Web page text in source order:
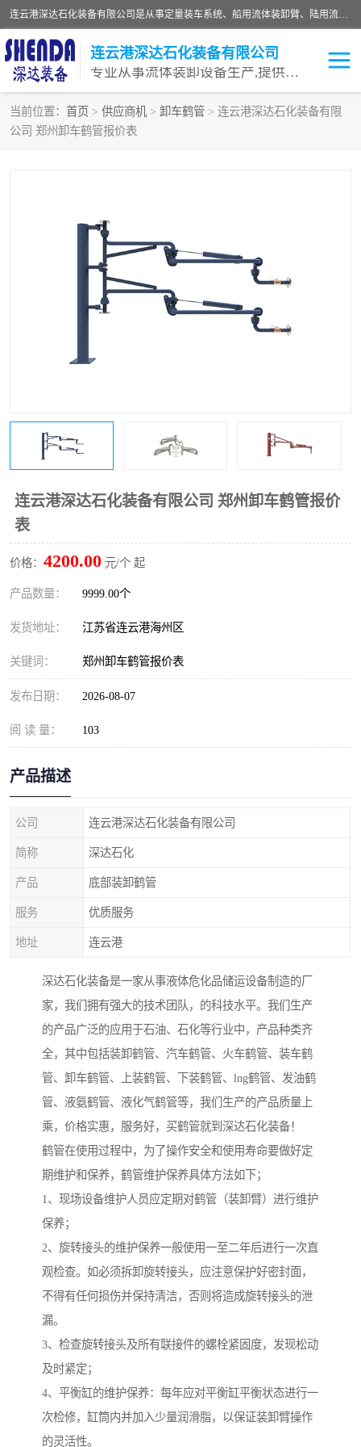
连云港深达石化装备有限公司是从事定量装车系统、船用流体装卸臂、陆用流体装卸臂（鹤管）、活动梯、钢构平台等全系列流体装卸设备的设计、制造、销售以及服务的专业供应商。公司始终以客户为中心，密切跟踪国内外油气储运及装卸设备先进技术的发展，以先进的技术、优质的产品、一流的服务，满足客户需求。
连云港深达石化装备有限公司
专业从事流体装卸设备生产,提供全面解决方案，生产与定制服务
当前位置： 首页 > 供应商机 > 卸车鹤管 > 连云港深达石化装备有限
公司 郑州卸车鹤管报价表
连云港深达石化装备有限公司 郑州卸车鹤管报价
表
价格： 4200.00 元/个 起
产品数量： 9999.00个
发货地址： 江苏省连云港海州区
关键词： 郑州卸车鹤管报价表
发布日期： 2026-08-07
阅 读 量： 103
产品描述
公司 连云港深达石化装备有限公司
简称 深达石化
产品 底部装卸鹤管
服务 优质服务
地址 连云港
深达石化装备是一家从事液体危化品储运设备制造的厂
家，我们拥有强大的技术团队，的科技水平。我们生产
的产品广泛的应用于石油、石化等行业中，产品种类齐
全，其中包括装卸鹤管、汽车鹤管、火车鹤管、装车鹤
管、卸车鹤管、上装鹤管、下装鹤管、lng鹤管、发油鹤
管、液氨鹤管、液化气鹤管等，我们生产的产品质量上
乘，价格实惠，服务好，买鹤管就到深达石化装备！
鹤管在使用过程中，为了操作安全和使用寿命要做好定
期维护和保养，鹤管维护保养具体方法如下；
1、现场设备维护人员应定期对鹤管（装卸臂）进行维护
保养；
2、旋转接头的维护保养一般使用一至二年后进行一次直
观检查。如必须拆卸旋转接头，应注意保护好密封面，
不得有任何损伤并保持清洁，否则将造成旋转接头的泄
漏。
3、检查旋转接头及所有联接件的螺栓紧固度，发现松动
及时紧定；
4、平衡缸的维护保养：每年应对平衡缸平衡状态进行一
次检修，缸筒内并加入少量润滑脂，以保证装卸臂操作
的灵活性。
鹤管
液氨装鹤管
输油臂
汽车鹤管